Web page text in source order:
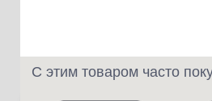
С этим товаром часто